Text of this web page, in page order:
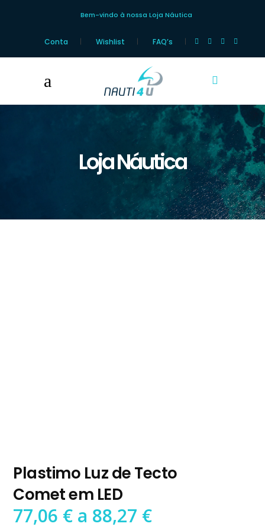
Bem-vindo à nossa Loja Náutica
Conta Wishlist FAQ’s
Loja Náutica
Plastimo Luz de Tecto
Comet em LED
77,06 € a 88,27 €Preço